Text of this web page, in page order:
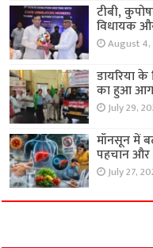
टीबी,
विधायक
August 4,
डायरिया
का हुआ
July 29,
मॉनसून में
पहचान और
July 27,